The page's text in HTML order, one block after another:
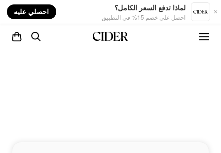
لماذا تدفع السعر الكامل؟
احصل على خصم 15% في التطبيق
احصلي عليه